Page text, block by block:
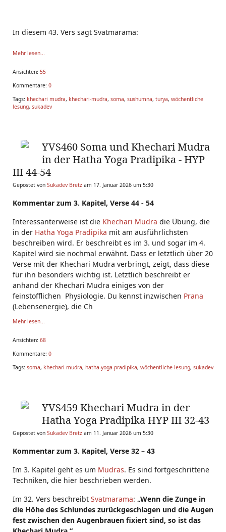
In diesem 43. Vers sagt Svatmarama:
Fließt das
Mehr lesen...
Ansichten: 55
Kommentare: 0
Tags: khechari mudra, khechari-mudra, soma, sushumna, turya, wöchentliche
lesung, sukadev
YVS460 Soma und Khechari Mudra
in der Hatha Yoga Pradipika - HYP
III 44-54
Gepostet von Sukadev Bretz am 17. Januar 2026 um 5:30
Kommentar zum 3. Kapitel, Verse 44 - 54
Interessanterweise ist die Khechari Mudra die Übung, die
in der Hatha Yoga Pradipika mit am ausführlichsten
beschreiben wird. Er beschreibt es im 3. und sogar im 4.
Kapitel wird sie nochmal erwähnt. Dass er letztlich über 20
Verse mit der Khechari Mudra verbringt, zeigt, dass diese
für ihn besonders wichtig ist. Letztlich beschreibt er
anhand der Khechari Mudra einiges von der
feinstofflichen Physiologie. Du kennst inzwischen Prana
(Lebensenergie), die Ch
Mehr lesen...
Ansichten: 68
Kommentare: 0
Tags: soma, khechari mudra, hatha-yoga-pradipika, wöchentliche lesung, sukadev
YVS459 Khechari Mudra in der
Hatha Yoga Pradipika HYP III 32-43
Gepostet von Sukadev Bretz am 11. Januar 2026 um 5:30
Kommentar zum 3. Kapitel, Verse 32 – 43
Im 3. Kapitel geht es um Mudras. Es sind fortgeschrittene
Techniken, die hier beschrieben werden.
Im 32. Vers beschreibt Svatmarama: „Wenn die Zunge in
die Höhe des Schlundes zurückgeschlagen und die Augen
fest zwischen den Augenbrauen fixiert sind, so ist das